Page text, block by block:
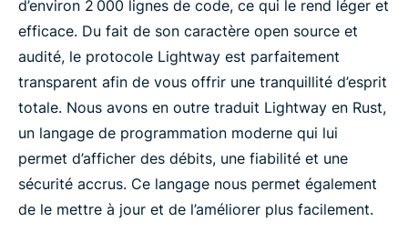
d’environ 2 000 lignes de code, ce qui le rend léger et
efficace. Du fait de son caractère open source et
audité, le protocole Lightway est parfaitement
transparent afin de vous offrir une tranquillité d’esprit
totale. Nous avons en outre traduit Lightway en Rust,
un langage de programmation moderne qui lui
permet d’afficher des débits, une fiabilité et une
sécurité accrus. Ce langage nous permet également
de le mettre à jour et de l’améliorer plus facilement.